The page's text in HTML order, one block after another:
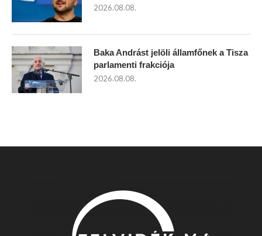
2026.08.08.
Baka Andrást jelöli államfőnek a Tisza
parlamenti frakciója
2026.08.08.